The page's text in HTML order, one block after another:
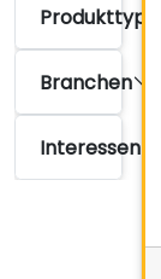
Produkttyp
Branchen
Interessen